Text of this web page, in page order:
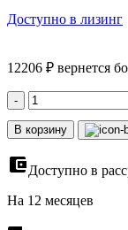
Доступно в лизинг
12206 ₽ вернется
-
В корзину
Доступно в
На 12 месяцев